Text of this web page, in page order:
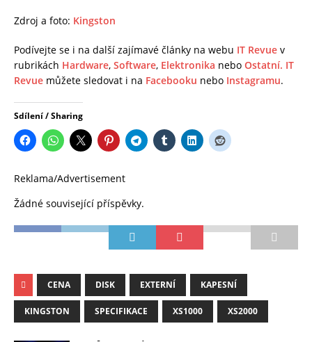
Zdroj a foto: Kingston
Podívejte se i na další zajímavé články na webu IT Revue v
rubrikách Hardware, Software, Elektronika nebo Ostatní. IT
Revue můžete sledovat i na Facebooku nebo Instagramu.
Sdílení / Sharing
Reklama/Advertisement
Žádné související příspěvky.
CENA DISK EXTERNÍ KAPESNÍ
KINGSTON SPECIFIKACE XS1000 XS2000